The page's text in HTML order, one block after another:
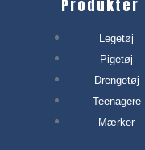
Produkter
Legetøj
Pigetøj
Drengetøj
Teenagere
Mærker